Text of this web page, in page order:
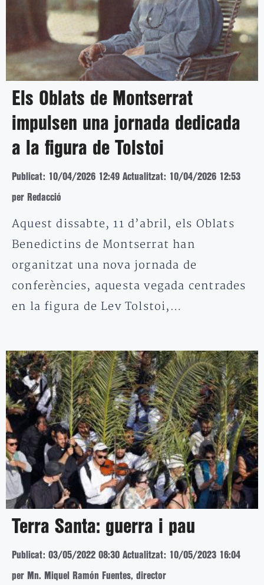
Els Oblats de Montserrat
impulsen una jornada dedicada
a la figura de Tolstoi
Publicat: 10/04/2026 12:49 Actualitzat: 10/04/2026 12:53
per Redacció
Aquest dissabte, 11 d’abril, els Oblats
Benedictins de Montserrat han
organitzat una nova jornada de
conferències, aquesta vegada centrades
en la figura de Lev Tolstoi,…
Terra Santa: guerra i pau
Publicat: 03/05/2022 08:30 Actualitzat: 10/05/2023 16:04
per Mn. Miquel Ramón Fuentes, director